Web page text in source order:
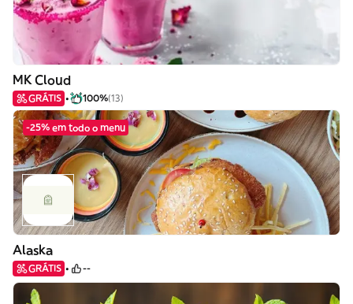
MK Cloud
GRÁTIS 100%(13)
-25% em todo o menu
Alaska
GRÁTIS --